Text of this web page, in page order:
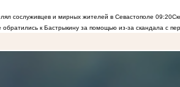
сослуживцев и мирных жителей в Севастополе 09:20
обратились к Бастрыкину за помощью из-за скандала с